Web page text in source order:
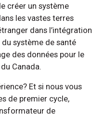
créer un système
les vastes terres
dans l’intégration
système de santé
des données pour le
Canada.
Et si nous vous
de premier cycle,
de